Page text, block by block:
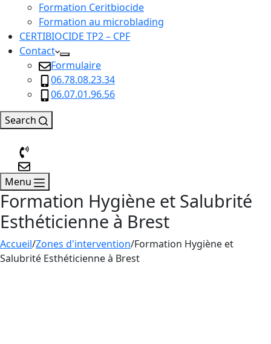
Formation Ceritbiocide
Formation au microblading
CERTIBIOCIDE TP2 – CPF
Contact
Formulaire
06.78.08.23.34
06.07.01.96.56
Search
Menu
Formation Hygiène et Salubrité
Esthéticienne à Brest
Accueil/Zones d'intervention/Formation Hygiène et
Salubrité Esthéticienne à Brest